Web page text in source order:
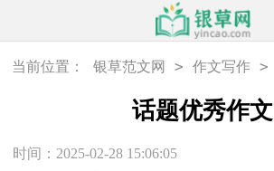
当前位置： 银草范文网 > 作文写作 >
话题优秀作文
时间：2025-02-28 15:06:05